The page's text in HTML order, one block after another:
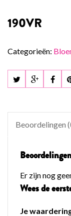
190VR
Categorieën:
Beoordelingen
Er zijn nog
Wees de
Je